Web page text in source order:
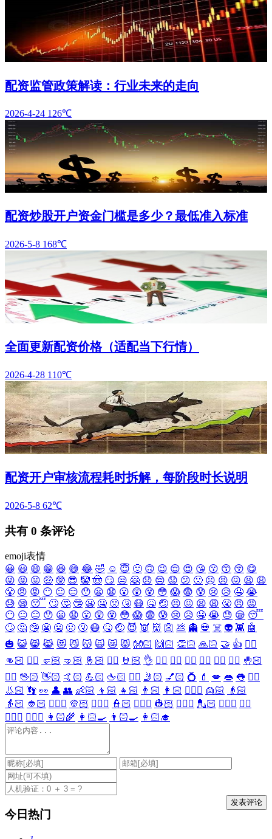
配资监管政策解读：行业未来的走向
2026-4-24 126℃
配资炒股开户资金门槛是多少？最低准入标准
2026-5-8 168℃
全面更新配资价格（适配当下行情）
2026-4-28 110℃
配资开户审核流程耗时拆解，每阶段时长说明
2026-5-8 62℃
共有 0 条评论
emoji表情
😀 😃 😄 😁 😆 😅 😂 🤣 ☺️ 😇 🙂 🙃 😉 😌 😍 😘 😗 😙 😚 😋
😜 😝 😛 🤑 🤓 😎 🤡 🤠 😏 😒 🤗 😞 😔 😟 😕 🙁 ☹️ 😣 😖 😫 😩
😤 😠 😡 😶 😐 😑 😯 😦 😧 😮 😲 😵 😳 😱 😨 😰 😢 😥 🤤 😭
😓 😪 😴 🙄 🤔 🤥 😬 🤐 🤢 🤧 😷 🤒 🤕 😣 😖 😫 😩 😤 😠 😡
😶 😐 😑 😯 😦 😧 😮 😲 😵 😳 😱 😨 😰 😢 😥 🤤 😭 😓 😪 😴
🙄 🤔 🤥 😬 🤐 🤢 🤧 😷 🤒 🤕 😈 👿 👹 👺 💩 👻 💀 ☠️ 👽 👾 🤖
🎃 😺 😸 😹 😻 😼 😽 🙀 😿 😾 👐🏻 🙌🏻 👏🏻 🙏🏻 🤝 👍 👎🏻
👊🏻 ✊🏻 🤛🏻 🤜🏻 🤞🏻 ✌🏻 🤘🏻 👌 👈🏻 👉🏻 👆🏻 👇🏻 ☝🏻 ✋🏻 🤚🏻
🖐🏻 🖖🏻 👋🏻 🤙🏻 💪🏻 🖕🏻 ✍🏻 🤳🏻 💅🏻 💍 💄 💋 👄 👅 👂🏻
👃🏻 👣 👀 👤 👥 👶🏻 👦🏻 👧🏻 👨🏻 👩🏻 👱🏻‍♀️ 👱🏻
👴🏻
👵🏻 👲🏻 👳🏻‍♀️ 👳🏻 👮🏻‍♀️ 👮🏻 👷🏻‍♀️ 👷🏻 💂🏻‍♀️ 💂🏻 🕵🏻‍♀️ 🕵🏻
👩🏻‍⚕️ 👨🏻‍⚕️ 👩🏻‍🌾 👩🏻‍🍳 👨🏻‍🍳 👩🏻‍🎓
今日热门